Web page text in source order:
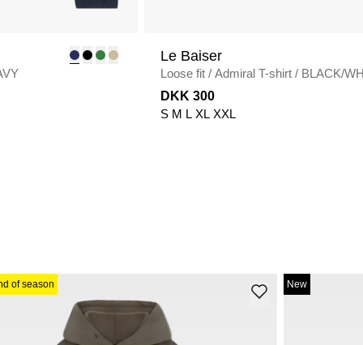
Le Baiser
Loose fit / Admiral T-shirt / BLACK/
DKK 300
S M L XL XXL
of season New